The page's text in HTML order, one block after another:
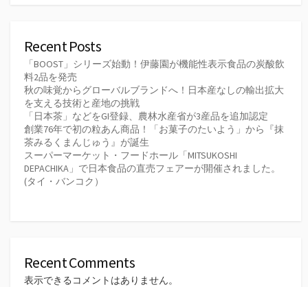
Recent Posts
「BOOST」シリーズ始動！伊藤園が機能性表示食品の炭酸飲
料2品を発売
秋の味覚からグローバルブランドへ！日本産なしの輸出拡大
を支える技術と産地の挑戦
「日本茶」などをGI登録、農林水産省が3産品を追加認定
創業76年で初の粒あん商品！「お菓子のたいよう」から『抹
茶みるくまんじゅう』が誕生
スーパーマーケット・フードホール「MITSUKOSHI
DEPACHIKA」で日本食品の直売フェアーが開催されました。
(タイ・バンコク）
Recent Comments
表示できるコメントはありません。